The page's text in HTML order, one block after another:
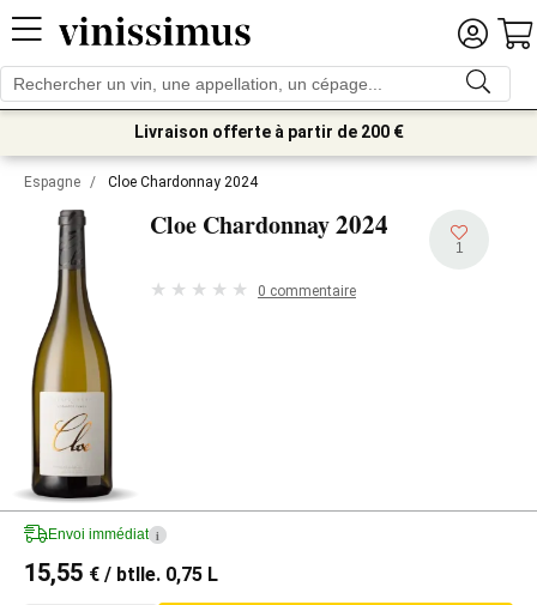
Livraison offerte à partir de 200 €
Espagne / Cloe Chardonnay 2024
Cloe Chardonnay2024
1
0 commentaire
Envoi immédiat i
15,55 € / btlle. 0,75 L